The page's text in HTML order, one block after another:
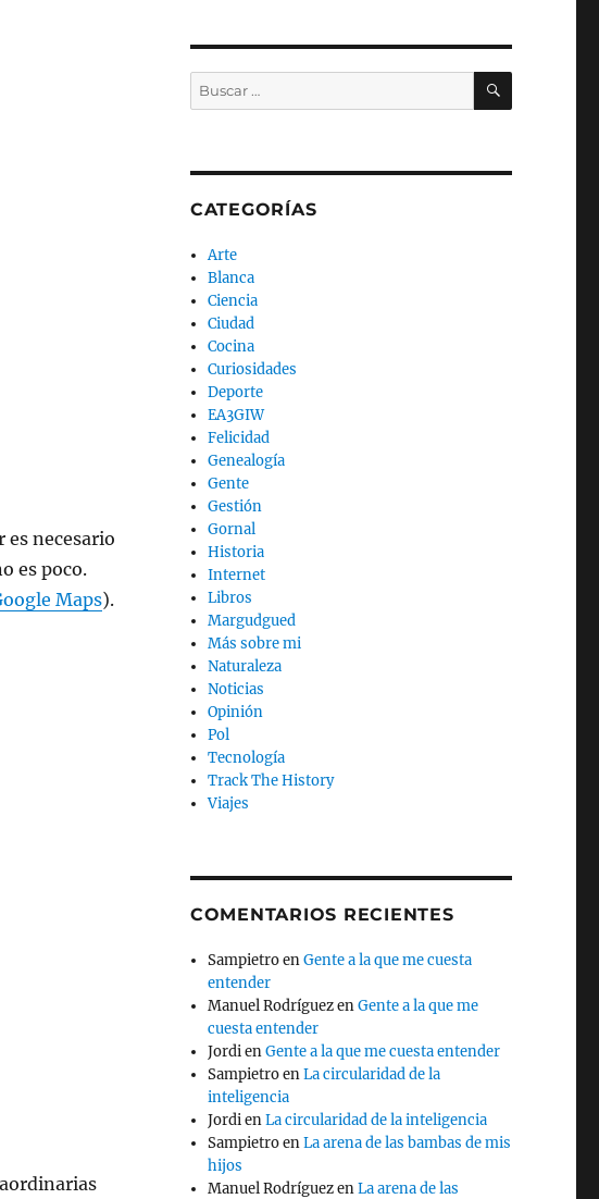
es necesario
es poco.
Maps).
Buscar
por:
BUSCAR
CATEGORÍAS
Arte
Blanca
Ciencia
Ciudad
Cocina
Curiosidades
Deporte
EA3GIW
Felicidad
Genealogía
Gente
Gestión
Gornal
Historia
Internet
Libros
Margudgued
Más sobre mi
Naturaleza
Noticias
Opinión
Pol
Tecnología
Track The History
Viajes
COMENTARIOS RECIENTES
SampietroenGente a la que me cuesta
entender
Manuel RodríguezenGente a la que me
cuesta entender
JordienGente a la que me cuesta entender
SampietroenLa circularidad de la
inteligencia
JordienLa circularidad de la inteligencia
SampietroenLa arena de las bambas de mis
hijos
Manuel RodríguezenLa arena de las